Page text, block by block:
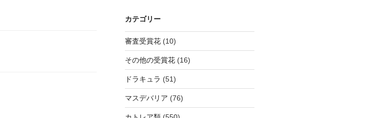
カテゴリー
審査受賞花(10)
その他の受賞花(16)
ドラキュラ (51)
マスデバリア (76)